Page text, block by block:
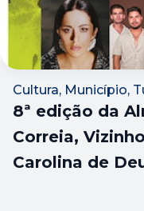
Cultura, Município,
8ª edição da
Correia,
Carolina de